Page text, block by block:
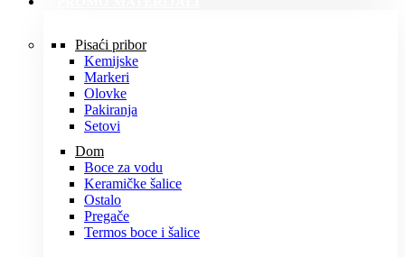
Pisaći pribor
Kemijske
Markeri
Olovke
Pakiranja
Setovi
Dom
Boce za vodu
Keramičke šalice
Ostalo
Pregače
Termos boce i šalice